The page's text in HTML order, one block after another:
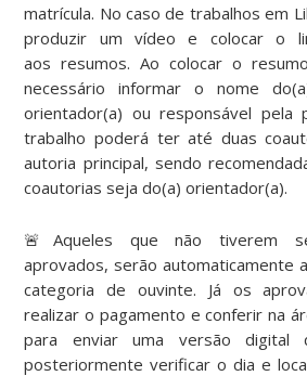
matrícula. No caso de trabalhos em
produzir um vídeo e colocar o
aos resumos. Ao colocar o
necessário informar o nome
orientador(a) ou responsável pela
trabalho poderá ter até duas
autoria principal, sendo
coautorias seja do(a) orientador(a).
🚨Aqueles que não tiverem
aprovados, serão automaticamente
categoria de ouvinte. Já os
realizar o pagamento e conferir na
para enviar uma versão
posteriormente verificar o dia e